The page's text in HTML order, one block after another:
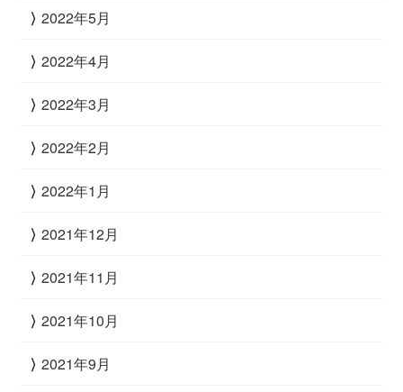
2022年5月
2022年4月
2022年3月
2022年2月
2022年1月
2021年12月
2021年11月
2021年10月
2021年9月